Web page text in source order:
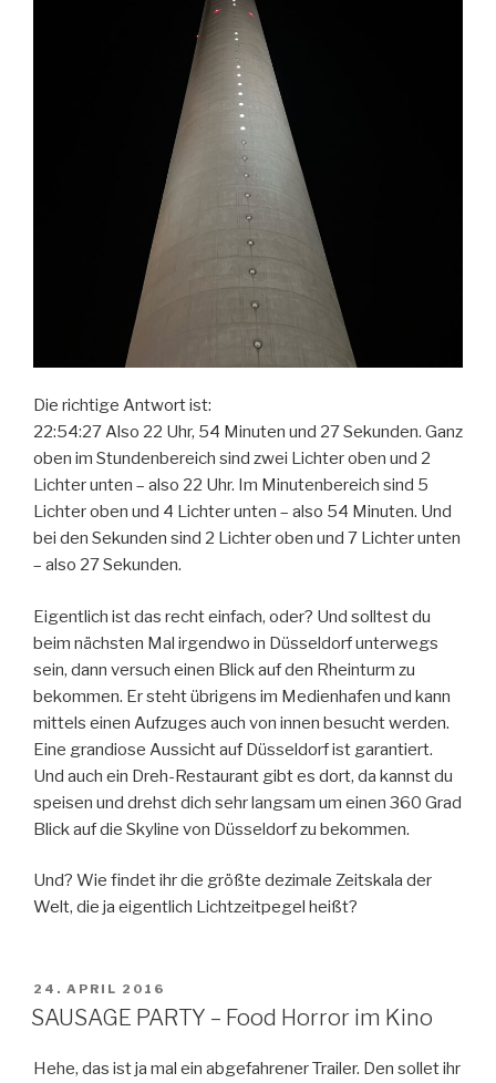
Die richtige Antwort ist:
22:54:27 Also 22 Uhr, 54 Minuten und 27 Sekunden. Ganz
oben im Stundenbereich sind zwei Lichter oben und 2
Lichter unten – also 22 Uhr. Im Minutenbereich sind 5
Lichter oben und 4 Lichter unten – also 54 Minuten. Und
bei den Sekunden sind 2 Lichter oben und 7 Lichter unten
– also 27 Sekunden.
Eigentlich ist das recht einfach, oder? Und solltest du
beim nächsten Mal irgendwo in Düsseldorf unterwegs
sein, dann versuch einen Blick auf den Rheinturm zu
bekommen. Er steht übrigens im Medienhafen und kann
mittels einen Aufzuges auch von innen besucht werden.
Eine grandiose Aussicht auf Düsseldorf ist garantiert.
Und auch ein Dreh-Restaurant gibt es dort, da kannst du
speisen und drehst dich sehr langsam um einen 360 Grad
Blick auf die Skyline von Düsseldorf zu bekommen.
Und? Wie findet ihr die größte dezimale Zeitskala der
Welt, die ja eigentlich Lichtzeitpegel heißt?
VERÖFFENTLICHT
AM
24. APRIL 2016
SAUSAGE PARTY – Food Horror im Kino
Hehe, das ist ja mal ein abgefahrener Trailer. Den sollet ihr